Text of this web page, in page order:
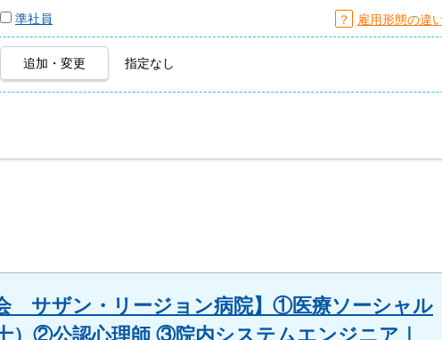
準社員
？ 雇用形態の違
追加・変更 指定なし
会 サザン・リージョン病院】①医療ソーシャル
）②公認心理師 ③院内システムエンジニア｜